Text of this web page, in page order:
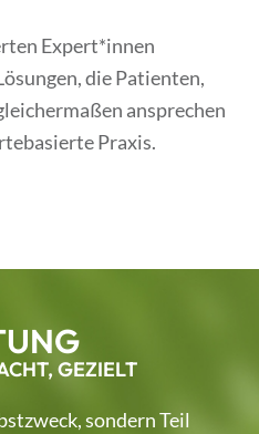
Expert*innen
die Patienten,
ansprechen
Praxis.
GEZIELT
sondern Teil